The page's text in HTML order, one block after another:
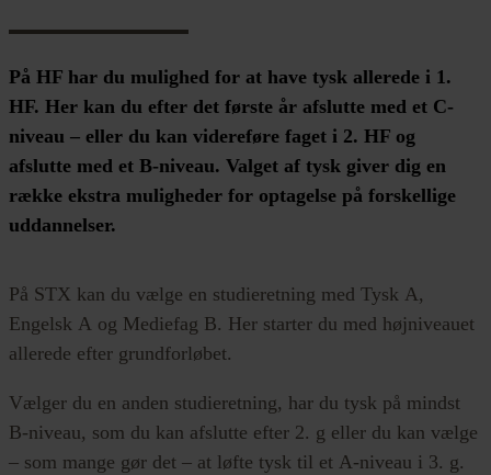
På HF har du mulighed for at have tysk allerede i 1.
HF. Her kan du efter det første år afslutte med et C-
niveau – eller du kan videreføre faget i 2. HF og
afslutte med et B-niveau. Valget af tysk giver dig en
række ekstra muligheder for optagelse på forskellige
uddannelser.
På STX kan du vælge en studieretning med Tysk A,
Engelsk A og Mediefag B. Her starter du med højniveauet
allerede efter grundforløbet.
Vælger du en anden studieretning, har du tysk på mindst
B-niveau, som du kan afslutte efter 2. g eller du kan vælge
– som mange gør det – at løfte tysk til et A-niveau i 3. g.